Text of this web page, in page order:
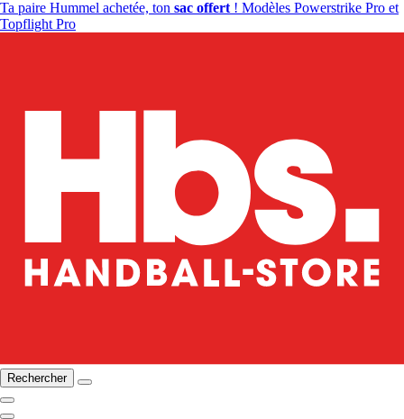
Ta paire Hummel achetée, ton sac offert ! Modèles Powerstrike Pro et
Topflight Pro
Rechercher